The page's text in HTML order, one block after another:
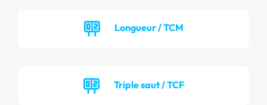
Longueur / TCM
Triple saut / TCF